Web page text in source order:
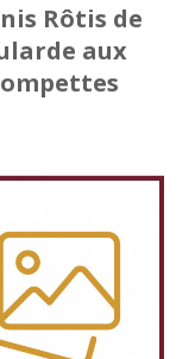
Rôtis de
aux